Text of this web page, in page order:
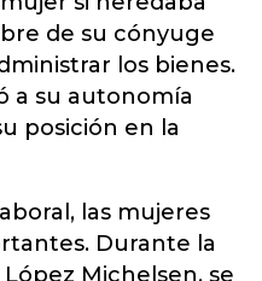
de su cónyuge
los bienes.
a su autonomía
posición en la
las mujeres
Durante la
Michelsen, se